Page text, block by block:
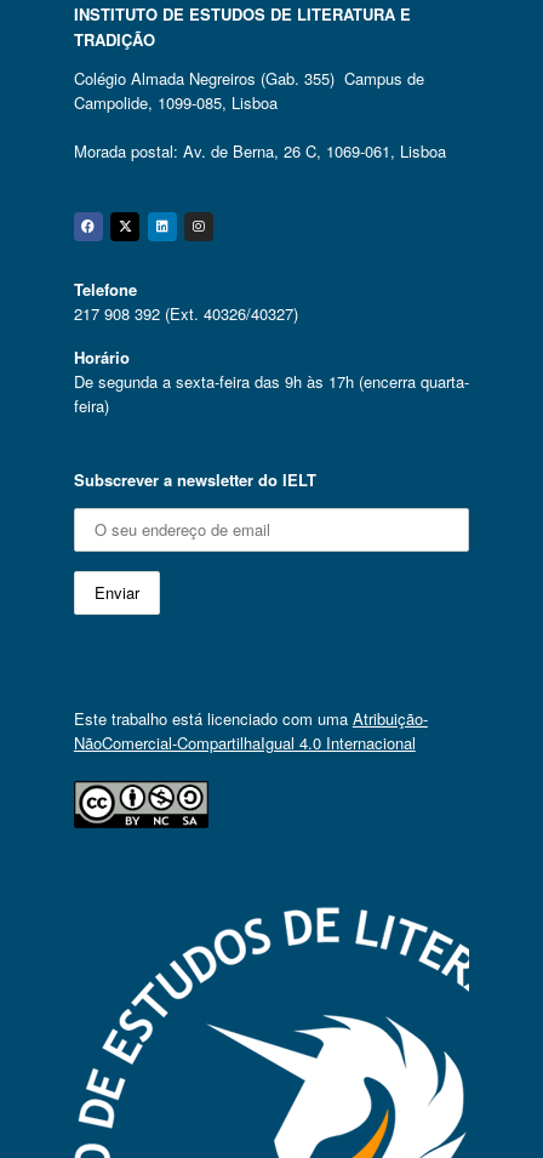
INSTITUTO DE ESTUDOS DE LITERATURA E
TRADIÇÃO
Colégio Almada Negreiros (Gab. 355) Campus de
Campolide, 1099-085, Lisboa
Morada postal: Av. de Berna, 26 C, 1069-061, Lisboa
Facebook
Twitter
Linkedin
Instagram
Telefone
217 908 392 (Ext. 40326/40327)
Horário
De segunda a sexta-feira das 9h às 17h (encerra quarta-
feira)
Subscrever a newsletter do IELT
Este trabalho está licenciado com uma Atribuição-
NãoComercial-CompartilhaIgual 4.0 Internacional